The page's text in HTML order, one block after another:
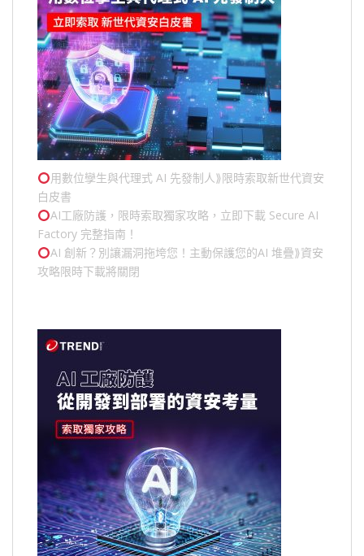
用數位孿生與代理式 AI 先發制人⟫限時索取新世代資安
白皮書
AI工廠防護，限時索取獨家攻略，立即下載 Secure AI
Factory 完整指南！
AI 創新？別讓漏洞拖垮您！主動保護您的AI 堆疊⟫資安
攻略限時下載將關閉